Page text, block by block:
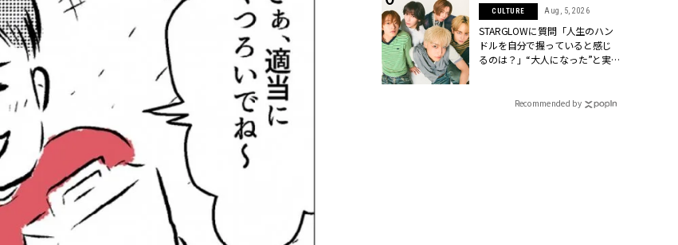
BEAUTY Aug, 5, 2026
夏の深刻なくすみ・色ムラにア
プローチ！【透明感を底上げ】
神コスメ３選 | CLASSY.[クラッシ
WEDDING
“キャトル”で人気急上昇【ブシ
ュロン】の『ブライダルリン
グ』は普段使いもしやすい！ |
CLASSY.[クラッシィ]
CULTURE Aug, 5, 2026
STARGLOWに質問「人生のハン
ドルを自分で握っていると感じ
るのは？」“大️人になった”と実
CLASSY.[クラッシィ]
Recommended by